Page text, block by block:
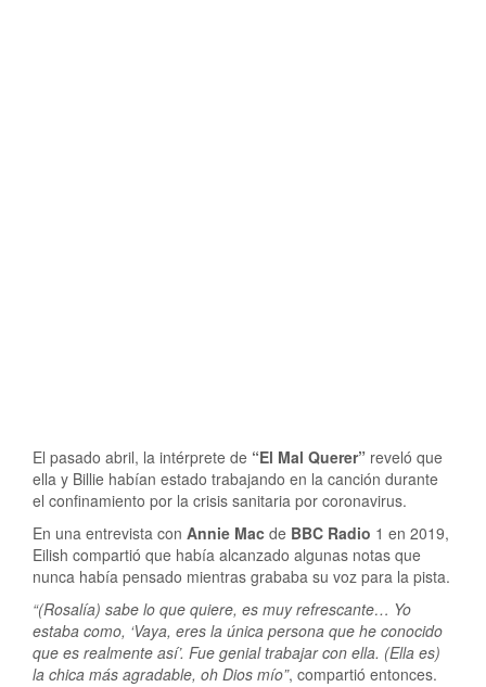
El pasado abril, la intérprete de “El Mal Querer” reveló que
ella y Billie habían estado trabajando en la canción durante
el confinamiento por la crisis sanitaria por coronavirus.
En una entrevista con Annie Mac de BBC Radio 1 en 2019,
Eilish compartió que había alcanzado algunas notas que
nunca había pensado mientras grababa su voz para la pista.
“(Rosalía) sabe lo que quiere, es muy refrescante… Yo
estaba como, ‘Vaya, eres la única persona que he conocido
que es realmente así’. Fue genial trabajar con ella. (Ella es)
la chica más agradable, oh Dios mío”, compartió entonces.